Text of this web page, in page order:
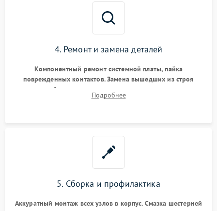
4. Ремонт и замена деталей
Компонентный ремонт системной платы, пайка
поврежденных контактов. Замена вышедших из строя
двигателей, изношенного аккумулятора, неисправного
лидара или помпы подачи воды. Восстановление шлейфов и
Подробнее
5. Сборка и профилактика
Аккуратный монтаж всех узлов в корпус. Смазка шестерней